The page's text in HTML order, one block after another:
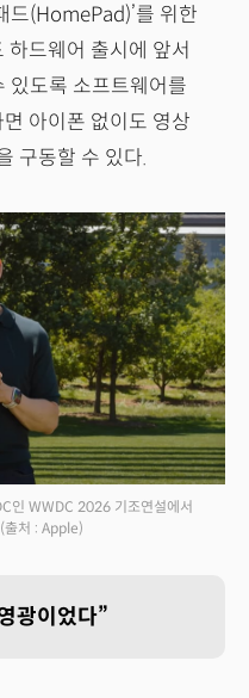
드(HomePad)’를 위한
하드웨어 출시에 앞서
있도록 소프트웨어를
아이폰 없이도 영상
구동할 수 있다.
인 WWDC 2026 기조연설에서
(출처 : Apple)
광이었다”